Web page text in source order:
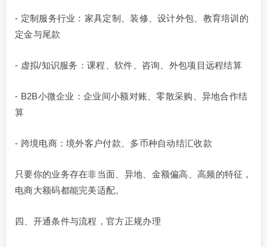
- 定制服务行业：家具定制、装修、设计外包、教育培训的
定金与尾款
- 虚拟/知识服务：课程、软件、咨询、外包项目远程结算
- B2B小微企业：企业间小额对账、零散采购、异地合作结
算
- 跨境电商：境外客户付款、多币种自动结汇收款
只要你的业务存在非当面、异地、金额偏高、高频的特征，
电商大额码都能完美适配。
四、开通条件与流程，官方正规办理